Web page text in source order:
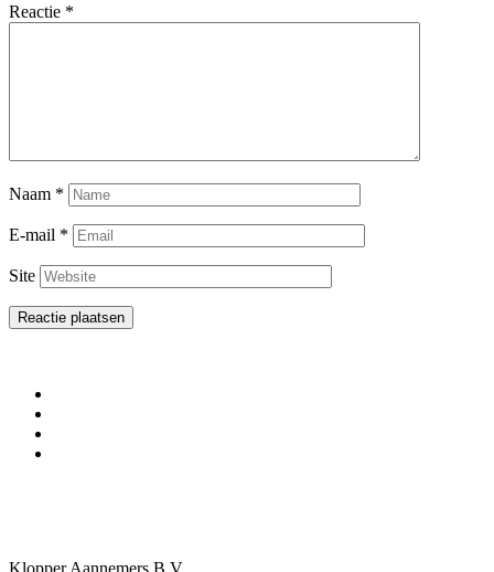
Reactie *
Naam *
E-mail *
Site
Klopper Aannemers B.V.